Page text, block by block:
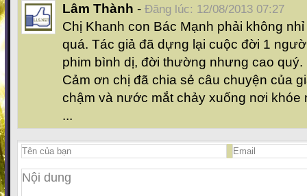
Lâm Thành - Đăng lúc: 12/08/2013 07:27
Chị Khanh con Bác Mạnh phải không
quá. Tác giả đã dựng lại cuộc đời 1
phim bình dị, đời thường nhưng cao quý.
Cảm ơn chị đã chia sẻ câu chuyện của
chậm và nước mắt chảy xuống nơi khóe
...